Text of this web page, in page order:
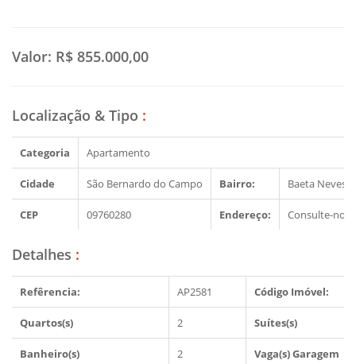
Valor: R$ 855.000,00
Localização & Tipo :
Categoria Apartamento
Cidade São Bernardo do Campo Bairro: Baeta Neves
CEP 09760280 Endereço: Consulte-nos
Detalhes :
Refêrencia: AP2581 Código Imóvel:
Quartos(s) 2 Suítes(s)
Banheiro(s) 2 Vaga(s) Garagem